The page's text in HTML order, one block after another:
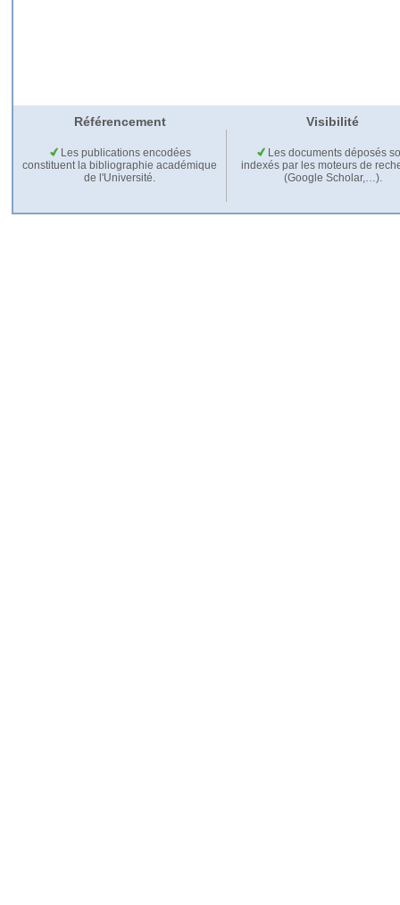
Référencement Visibilité
Les publications encodées
constituent la bibliographie académique
de l'Université.
Les documents déposés
indexés par les moteurs de
(Google Scholar,…).